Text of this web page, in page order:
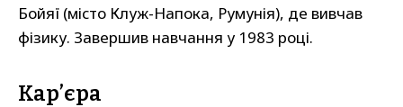
Бойяї (місто Клуж-Напока, Румунія), де вивчав
фізику. Завершив навчання у 1983 році.
Карʼєра